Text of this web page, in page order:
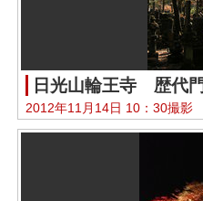
日光山輪王寺 歴代
2012年11月14日 10：30撮影